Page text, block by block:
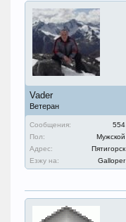
Vader
Ветеран
Сообщения:
554
Пол:
Мужской
Адрес:
Пятигорск
Езжу на:
Galloper